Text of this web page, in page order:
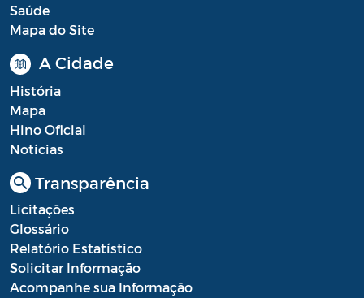
Saúde
Mapa do Site
A Cidade
História
Mapa
Hino Oficial
Notícias
Transparência
Licitações
Glossário
Relatório Estatístico
Solicitar Informação
Acompanhe sua Informação